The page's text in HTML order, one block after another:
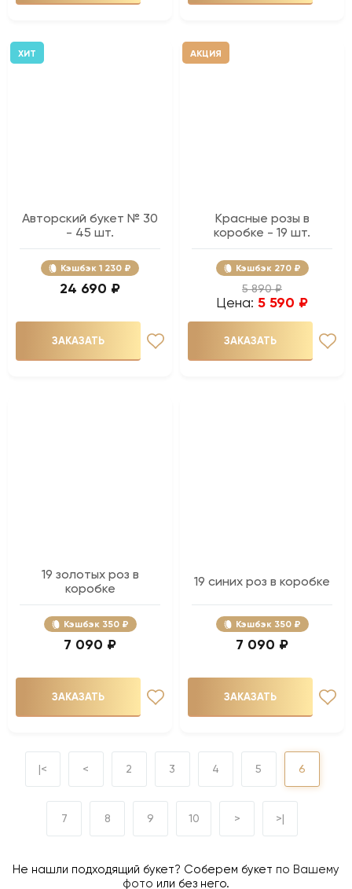
ХИТ
Авторский букет № 30
- 45 шт.
Кэшбэк 1 230 ₽
24 690 ₽
ЗАКАЗАТЬ
АКЦИЯ
Красные розы в
коробке - 19 шт.
Кэшбэк 270 ₽
5 890 ₽
Цена: 5 590 ₽
ЗАКАЗАТЬ
19 золотых роз в
коробке
Кэшбэк 350 ₽
7 090 ₽
ЗАКАЗАТЬ
19 синих роз в коробке
Кэшбэк 350 ₽
7 090 ₽
ЗАКАЗАТЬ
|< < 2 3 4 5 6
7 8 9 10 > >|
Не нашли подходящий букет? Соберем букет по Вашему
фото или без него.